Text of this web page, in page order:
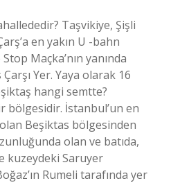
Taşvikiye, Şişli
en yakın U -bahn
Maçka’nın yanında
Yer. Yaya olarak 16
hangi semtte?
bölgesidir. İstanbul’un en
Beşiktas bölgesinden
olan ve batıda,
kuzeydeki Saruyer
Rumeli tarafında yer